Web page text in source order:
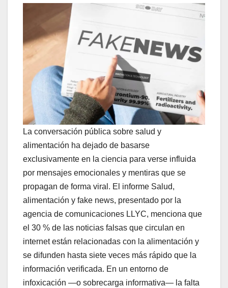
La conversación pública sobre salud y
alimentación ha dejado de basarse
exclusivamente en la ciencia para verse influida
por mensajes emocionales y mentiras que se
propagan de forma viral. El informe Salud,
alimentación y fake news, presentado por la
agencia de comunicaciones LLYC, menciona que
el 30 % de las noticias falsas que circulan en
internet están relacionadas con la alimentación y
se difunden hasta siete veces más rápido que la
información verificada. En un entorno de
infoxicación —o sobrecarga informativa— la falta